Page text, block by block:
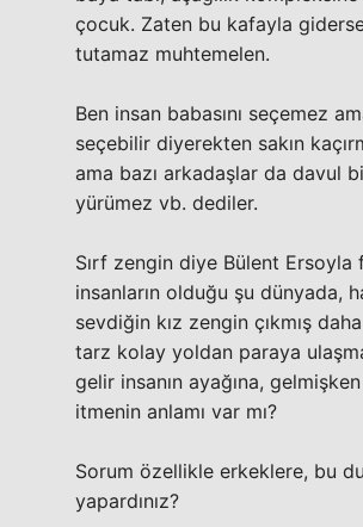
çocuk. Zaten bu kafayla
tutamaz muhtemelen.
Ben insan babasını seçemez
seçebilir diyerekten sakın
ama bazı arkadaşlar da davul
yürümez vb. dediler.
Sırf zengin diye Bülent
insanların olduğu şu dünyada,
sevdiğin kız zengin çıkmış
tarz kolay yoldan paraya
gelir insanın ayağına,
itmenin anlamı var mı?
Sorum özellikle erkeklere, bu
yapardınız?